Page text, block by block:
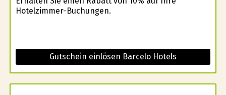
Hotelzimmer-Buchungen.
Gutschein einlösen Barcelo Hotels